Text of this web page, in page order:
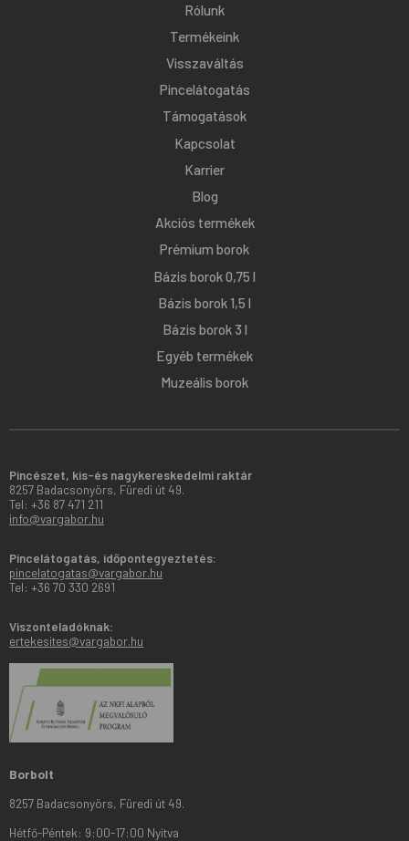
Rólunk
Termékeink
Visszaváltás
Pincelátogatás
Támogatások
Kapcsolat
Karrier
Blog
Akciós termékek
Prémium borok
Bázis borok 0,75 l
Bázis borok 1,5 l
Bázis borok 3 l
Egyéb termékek
Muzeális borok
Pincészet, kis-és nagykereskedelmi raktár
8257 Badacsonyörs, Füredi út 49.
Tel: +36 87 471 211
info@vargabor.hu
Pincelátogatás, időpontegyeztetés:
pincelatogatas@vargabor.hu
Tel: +36 70 330 2691
Viszonteladóknak:
ertekesites@vargabor.hu
Borbolt
8257 Badacsonyörs, Füredi út 49.
Hétfő-Péntek: 9:00-17:00 Nyitva